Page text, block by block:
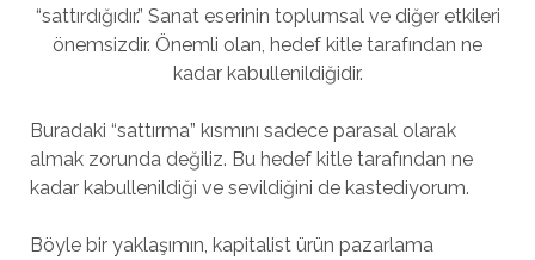
“sattırdığıdır.” Sanat eserinin toplumsal ve diğer etkileri
önemsizdir. Önemli olan, hedef kitle tarafından ne
kadar kabullenildiğidir.
Buradaki “sattırma” kısmını sadece parasal olarak
almak zorunda değiliz. Bu hedef kitle tarafından ne
kadar kabullenildiği ve sevildiğini de kastediyorum.
Böyle bir yaklaşımın, kapitalist ürün pazarlama